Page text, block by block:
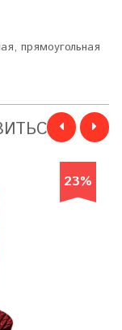
прямоугольная
23%